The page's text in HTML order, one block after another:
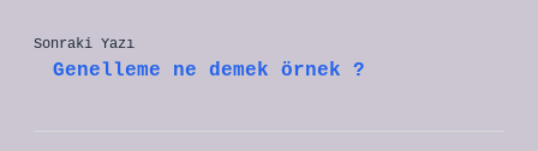
Sonraki Yazı
Genelleme ne demek örnek ?